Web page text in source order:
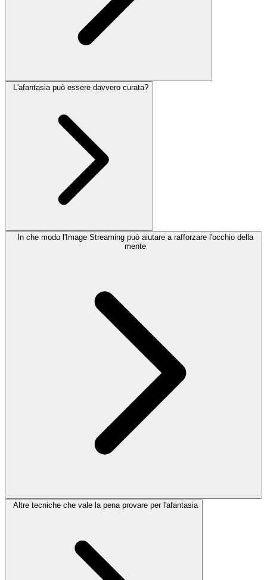
L'afantasia può essere davvero curata?
In che modo l'Image Streaming può aiutare a rafforzare l'occhio della
mente
Altre tecniche che vale la pena provare per l'afantasia